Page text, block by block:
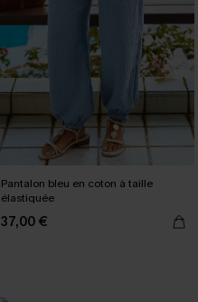
Pantalon bleu en coton à taille
élastiquée
37,00 €